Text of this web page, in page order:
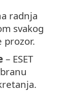
radnja
svakog
prozor.
– ESET